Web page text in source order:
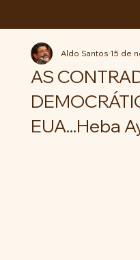
AS
EUA...Heba
Aldo Santos15 de